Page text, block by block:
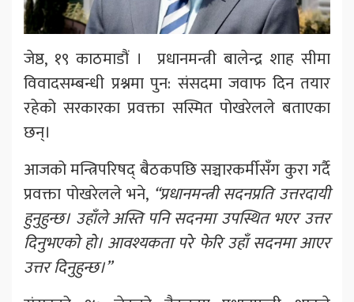
जेष्ठ, १९ काठमाडौं । प्रधानमन्त्री बालेन्द्र शाह सीमा
विवादसम्बन्धी प्रश्नमा पुन: संसदमा जवाफ दिन तयार
रहेको सरकारका प्रवक्ता सस्मित पोखरेलले बताएका
छन्।
आजको मन्त्रिपरिषद् बैठकपछि सञ्चारकर्मीसँग कुरा गर्दै
प्रवक्ता पोखरेलले भने, “प्रधानमन्त्री सदनप्रति उत्तरदायी
हुनुहुन्छ। उहाँले अस्ति पनि सदनमा उपस्थित भएर उत्तर
दिनुभएको हो। आवश्यकता परे फेरि उहाँ सदनमा आएर
उत्तर दिनुहुन्छ।”